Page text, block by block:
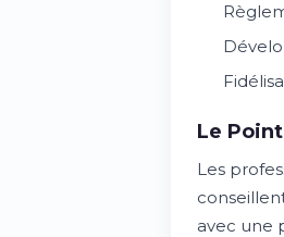
Le
Les
avec une